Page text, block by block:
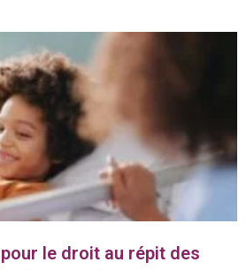
le droit au répit des